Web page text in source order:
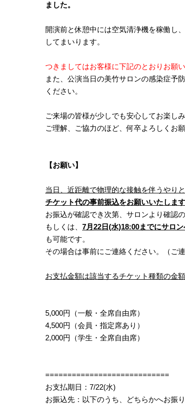
ました。
開演前と休憩中には空気清浄機を稼働し
してまいります。
つきましてはお客様に下記のとおりお願い
また、公演当日の美竹サロンの感染症予
ください。
ご来場の皆様が少しでも安心してお楽し
ご理解、ご協力のほど、何卒よろしくお
【お願い】
当日、近距離で物理的な接触を伴うやり
チケット代の事前振込をお願いいたします
お振込が確認でき次第、サロンより確認
もしくは、 7月22日(水)18:00までにサロ
も可能です。
その場合は事前にご連絡ください。（ご
お支払金額は該当するチケット種類の金
5,000円（一般・全席自由席）
4,500円（会員・指定席あり）
2,000円（学生・全席自由席）
============================
お支払期日：7/22(水)
お振込先：以下のうち、どちらかへお振